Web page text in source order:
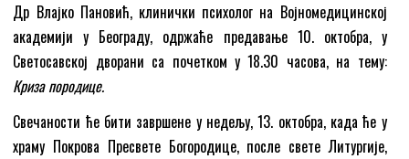
Др Влајко Пановић, клинички психолог на Војномедицинској
академији у Београду, одржаће предавање 10. октобра, у
Светосавској дворани са почетком у 18.30 часова, на тему:
Криза породице.
Свечаности ће бити завршене у недељу, 13. октобра, када ће у
храму Покрова Пресвете Богородице, после свете Литургије,